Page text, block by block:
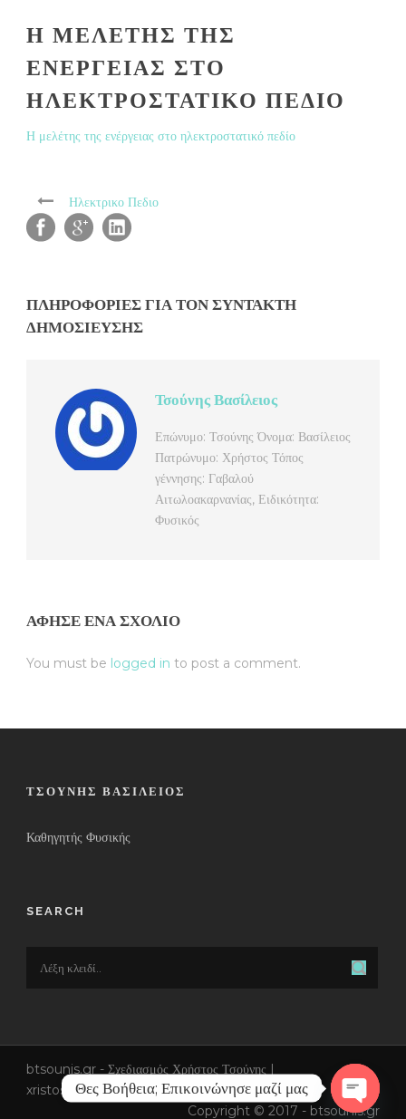
Η ΜΕΛΈΤΗΣ ΤΗΣ
ΕΝΈΡΓΕΙΑΣ ΣΤΟ
ΗΛΕΚΤΡΟΣΤΑΤΙΚΌ ΠΕΔΊΟ
Η μελέτης της ενέργειας στο ηλεκτροστατικό πεδίο
Ηλεκτρικο Πεδιο
ΠΛΗΡΟΦΟΡΊΕΣ ΓΙΑ ΤΟΝ ΣΥΝΤΆΚΤΗ
ΔΗΜΟΣΊΕΥΣΗΣ
Τσούνης Βασίλειος
Επώνυμο: Τσούνης Όνομα: Βασίλειος
Πατρώνυμο: Χρήστος Τόπος
γέννησης: Γαβαλού
Αιτωλοακαρνανίας, Ειδικότητα:
Φυσικός
ΆΦΗΣΕ ΈΝΑ ΣΧΌΛΙΟ
You must be logged in to post a comment.
ΤΣΟΎΝΗΣ ΒΑΣΊΛΕΙΟΣ
Καθηγητής Φυσικής
SEARCH
btsounis.gr - Σχεδιασμός Χρήστος Τσούνης |
xristos.tsounis@gmail.com
Copyright © 2017 - btsounis.gr
Θες Βοήθεια; Επικοινώνησε μαζί μας